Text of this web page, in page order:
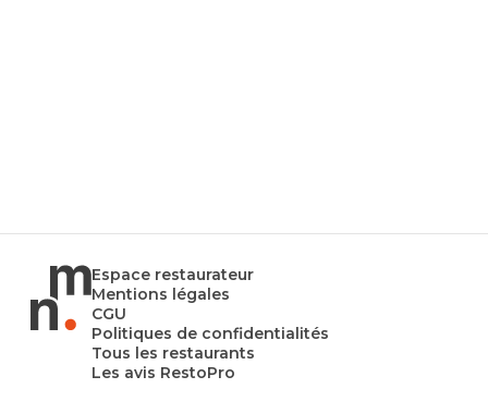
Espace restaurateur
Mentions légales
CGU
Politiques de confidentialités
Tous les restaurants
Les avis RestoPro